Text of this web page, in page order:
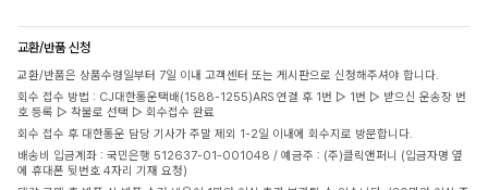
교환/반품 신청
교환/반품은 상품수령일부터 7일 이내 고객센터 또는 게시판으로 신청해주셔야 합니다.
회수 접수 방법 : CJ대한통운택배(1588-1255)ARS 연결 후 1번 ▷ 1번 ▷ 받으신 운송장 번
호 등록 ▷ 착불로 선택 ▷ 회수접수 완료
회수 접수 후 대한통운 담당 기사가 주말 제외 1-2일 이내에 회수지로 방문합니다.
배송비 입금계좌 : 국민은행 512637-01-001048 / 예금주 : (주)클릭앤퍼니 (입금자명 옆
에 휴대폰 뒷번호 4자리 기재 요청)